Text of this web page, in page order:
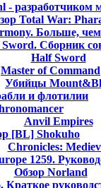
- разработчиком
Total War:
Больше,
Сборник
Half Sword
Master of Command
Убийцы
и флотилии
Anvil Empires
[BL] Shokuho
Chronicles:
1259.
Обзор Norland
Краткое